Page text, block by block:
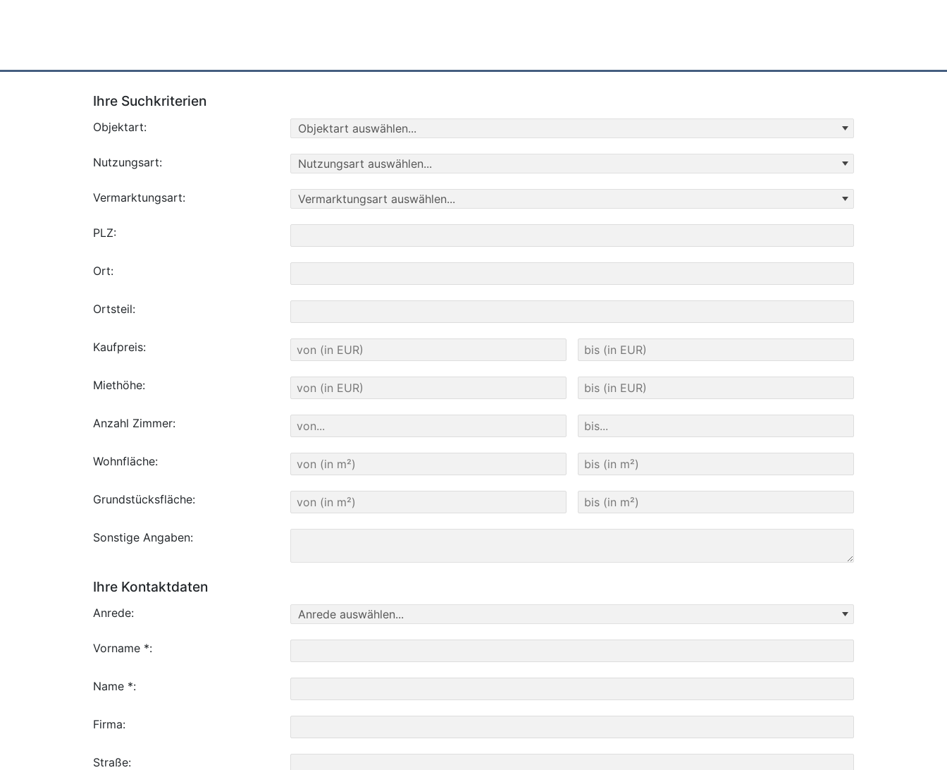
Ihre Suchkriterien
Objektart:
Nutzungsart:
Vermarktungsart:
PLZ:
Ort:
Ortsteil:
Kaufpreis:
Miethöhe:
Anzahl Zimmer:
Wohnfläche:
Grundstücksfläche:
Sonstige Angaben:
Ihre Kontaktdaten
Anrede:
Vorname *:
Name *:
Firma:
Straße: